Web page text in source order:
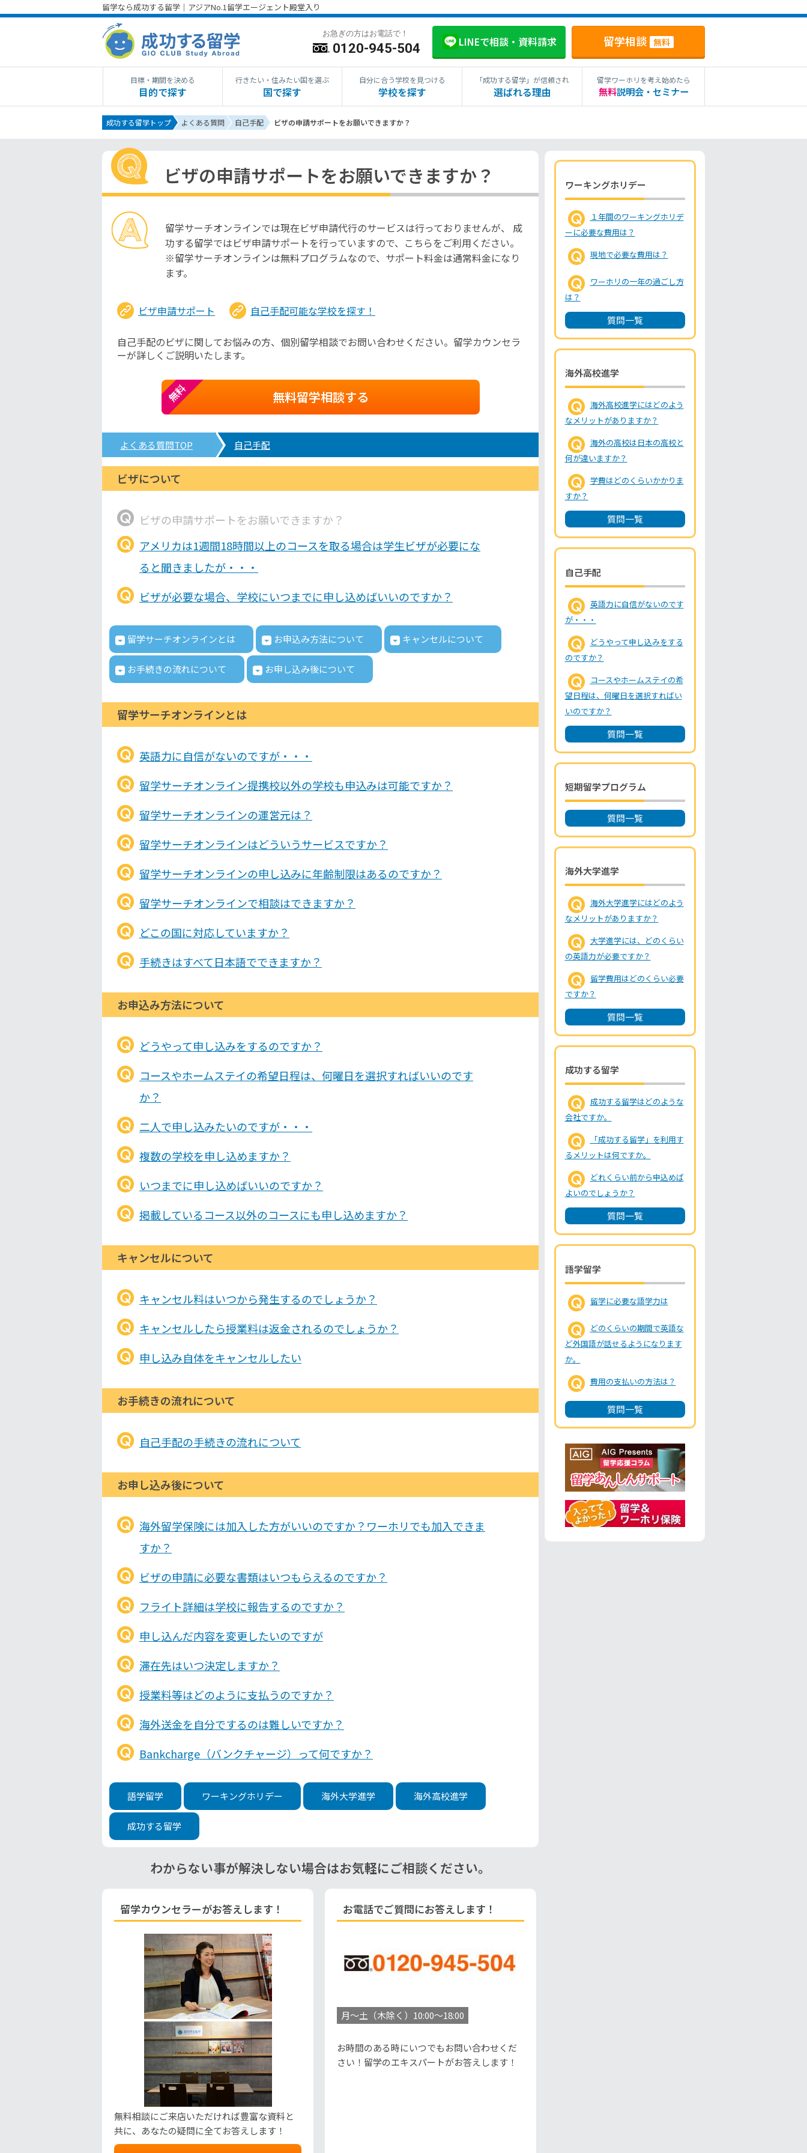
留学なら成功する留学｜アジアNo.1留学エージェント殿堂入り
お急ぎの方はお電話で！
0120-945-504 LINEで相談・資料請求 留学相談 無料
目標・期間を決める
目的で探す
行きたい・住みたい国を選ぶ
国で探す
自分に合う学校を見つける
学校を探す
「成功する留学」が信頼され
選ばれる理由
留学ワーホリを考え始めたら
無料説明会・セミナー
成功する留学トップ よくある質問 自己手配 ビザの申請サポートをお願いできますか？
ビザの申請サポートをお願いできますか？
留学サーチオンラインでは現在ビザ申請代行のサービスは行っておりませんが、 成
功する留学ではビザ申請サポートを行っていますので、こちらをご利用ください。
※留学サーチオンラインは無料プログラムなので、サポート料金は通常料金になり
ます。
ビザ申請サポート 自己手配可能な学校を探す！
自己手配のビザに関してお悩みの方、個別留学相談でお問い合わせください。留学カウンセラ
ーが詳しくご説明いたします。
無料留学相談する
無料
よくある質問TOP 自己手配
ビザについて
ビザの申請サポートをお願いできますか？
アメリカは1週間18時間以上のコースを取る場合は学生ビザが必要にな
ると聞きましたが・・・
ビザが必要な場合、学校にいつまでに申し込めばいいのですか？
留学サーチオンラインとは お申込み方法について キャンセルについて
お手続きの流れについて お申し込み後について
留学サーチオンラインとは
英語力に自信がないのですが・・・
留学サーチオンライン提携校以外の学校も申込みは可能ですか？
留学サーチオンラインの運営元は？
留学サーチオンラインはどういうサービスですか？
留学サーチオンラインの申し込みに年齢制限はあるのですか？
留学サーチオンラインで相談はできますか？
どこの国に対応していますか？
手続きはすべて日本語でできますか？
お申込み方法について
どうやって申し込みをするのですか？
コースやホームステイの希望日程は、何曜日を選択すればいいのです
か？
二人で申し込みたいのですが・・・
複数の学校を申し込めますか？
いつまでに申し込めばいいのですか？
掲載しているコース以外のコースにも申し込めますか？
キャンセルについて
キャンセル料はいつから発生するのでしょうか？
キャンセルしたら授業料は返金されるのでしょうか？
申し込み自体をキャンセルしたい
お手続きの流れについて
自己手配の手続きの流れについて
お申し込み後について
海外留学保険には加入した方がいいのですか？ワーホリでも加入できま
すか？
ビザの申請に必要な書類はいつもらえるのですか？
フライト詳細は学校に報告するのですか？
申し込んだ内容を変更したいのですが
滞在先はいつ決定しますか？
授業料等はどのように支払うのですか？
海外送金を自分でするのは難しいですか？
Bankcharge（バンクチャージ）って何ですか？
語学留学 ワーキングホリデー 海外大学進学 海外高校進学
成功する留学
わからない事が解決しない場合はお気軽にご相談ください。
留学カウンセラーがお答えします！
無料相談にご来店いただければ豊富な資料と
共に、あなたの疑問に全てお答えします！
お電話でご質問にお答えします！
月～土（木除く）10:00～18:00
お時間のある時にいつでもお問い合わせくだ
さい！留学のエキスパートがお答えします！
ワーキングホリデー
１年間のワーキングホリデ
ーに必要な費用は？
現地で必要な費用は？
ワーホリの一年の過ごし方
は？
質問一覧
海外高校進学
海外高校進学にはどのよう
なメリットがありますか？
海外の高校は日本の高校と
何が違いますか？
学費はどのくらいかかりま
すか？
質問一覧
自己手配
英語力に自信がないのです
が・・・
どうやって申し込みをする
のですか？
コースやホームステイの希
望日程は、何曜日を選択すればい
いのですか？
質問一覧
短期留学プログラム
質問一覧
海外大学進学
海外大学進学にはどのよう
なメリットがありますか？
大学進学には、どのくらい
の英語力が必要ですか？
留学費用はどのくらい必要
ですか？
質問一覧
成功する留学
成功する留学はどのような
会社ですか。
「成功する留学」を利用す
るメリットは何ですか。
どれくらい前から申込めば
よいのでしょうか？
質問一覧
語学留学
留学に必要な語学力は
どのくらいの期間で英語な
ど外国語が話せるようになります
か。
費用の支払いの方法は？
質問一覧